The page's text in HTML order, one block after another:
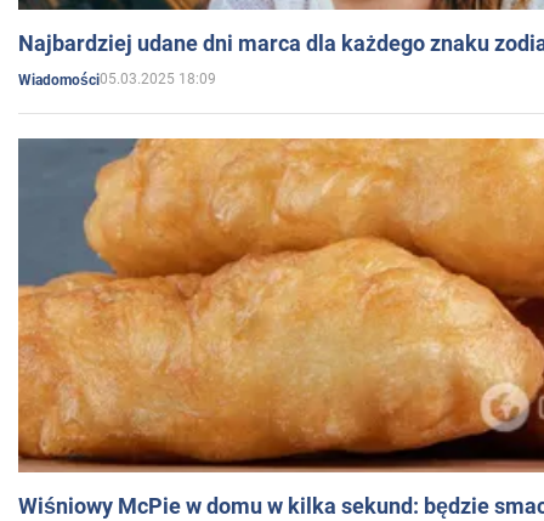
Najbardziej udane dni marca dla każdego znaku
Wiadomości05.03.2025 18:09
Wiśniowy McPie w domu w kilka sekund: będzie